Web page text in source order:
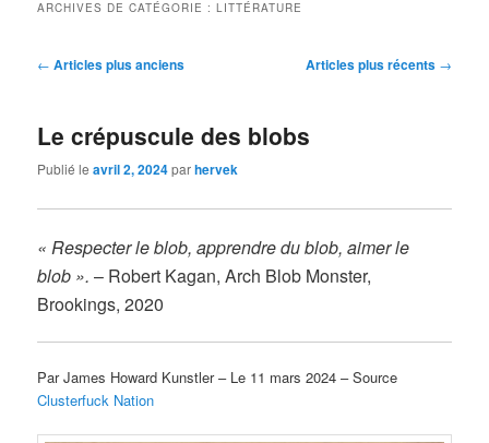
ARCHIVES DE CATÉGORIE :LITTÉRATURE
Navigation
← Articles plus anciens Articles plus récents →
Le crépuscule des blobs
Publié leavril 2, 2024parhervek
« Respecter le blob, apprendre du blob, aimer le
blob ».– Robert Kagan, Arch Blob Monster,
Brookings, 2020
Par James Howard Kunstler – Le 11 mars 2024 – Source
Clusterfuck Nation